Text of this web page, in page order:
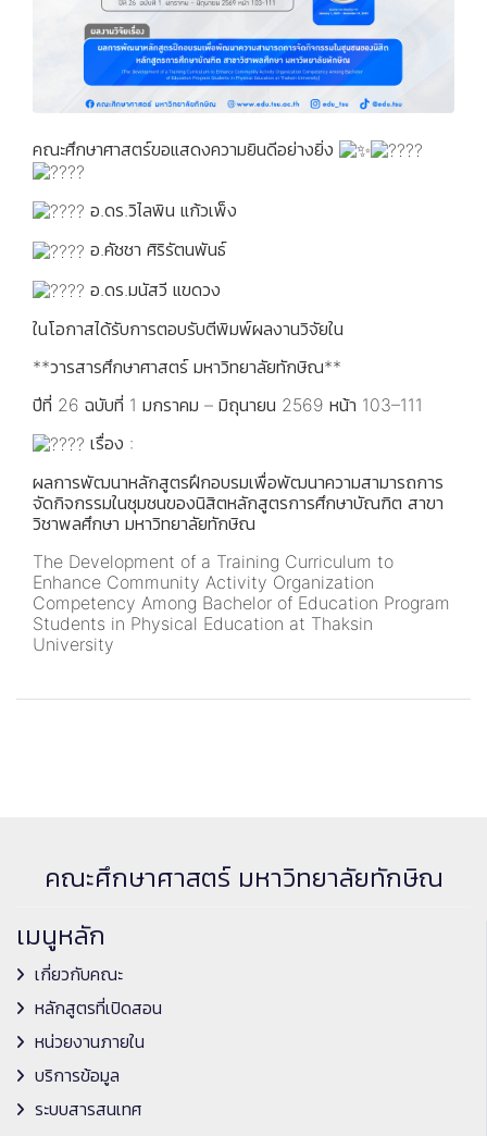
คณะศึกษาศาสตร์ขอแสดงความยินดีอย่างยิ่ง
อ.ดร.วิไลพิน แก้วเพ็ง
อ.คัชชา ศิริรัตนพันธ์
อ.ดร.มนัสวี แขดวง
ในโอกาสได้รับการตอบรับตีพิมพ์ผลงานวิจัยใน
**วารสารศึกษาศาสตร์ มหาวิทยาลัยทักษิณ**
ปีที่ 26 ฉบับที่ 1 มกราคม – มิถุนายน 2569 หน้า 103–111
เรื่อง :
ผลการพัฒนาหลักสูตรฝึกอบรมเพื่อพัฒนาความสามารถการ
จัดกิจกรรมในชุมชนของนิสิตหลักสูตรการศึกษาบัณฑิต สาขา
วิชาพลศึกษา มหาวิทยาลัยทักษิณ
The Development of a Training Curriculum to
Enhance Community Activity Organization
Competency Among Bachelor of Education Program
Students in Physical Education at Thaksin
University
คณะศึกษาศาสตร์ มหาวิทยาลัยทักษิณ
เมนูหลัก
เกี่ยวกับคณะ
หลักสูตรที่เปิดสอน
หน่วยงานภายใน
บริการข้อมูล
ระบบสารสนเทศ